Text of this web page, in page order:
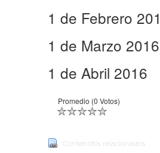
1 de Febrero
1 de Marzo 2016
1 de Abril 2016
Promedio (0 Votos)
Contenidos relacionados: